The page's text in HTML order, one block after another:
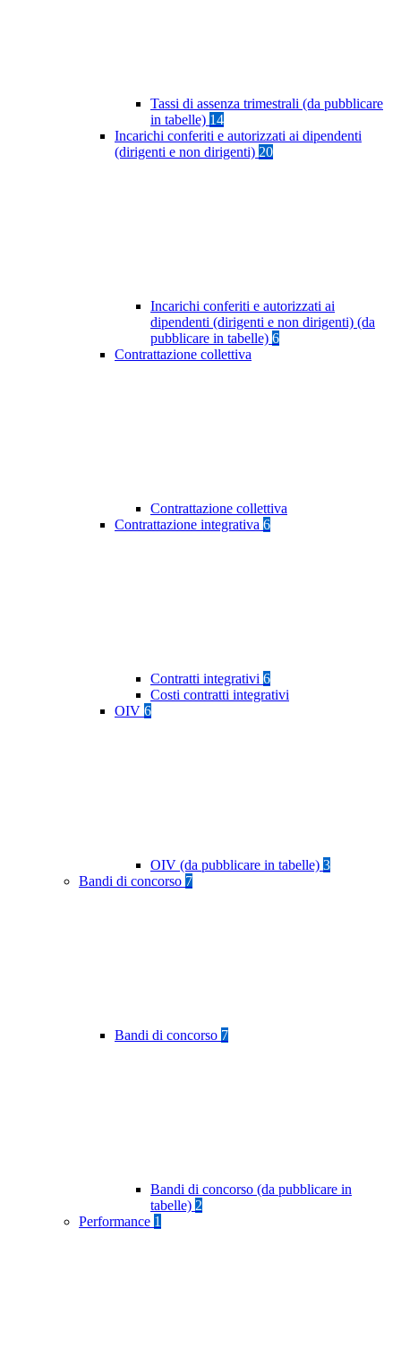
Tassi di assenza trimestrali (da pubblicare
in tabelle) 14
Incarichi conferiti e autorizzati ai dipendenti
(dirigenti e non dirigenti) 20
Incarichi conferiti e autorizzati ai
dipendenti (dirigenti e non dirigenti) (da
pubblicare in tabelle) 6
Contrattazione collettiva
Contrattazione collettiva
Contrattazione integrativa 6
Contratti integrativi 6
Costi contratti integrativi
OIV 6
OIV (da pubblicare in tabelle) 3
Bandi di concorso 7
Bandi di concorso 7
Bandi di concorso (da pubblicare in
tabelle) 2
Performance 1